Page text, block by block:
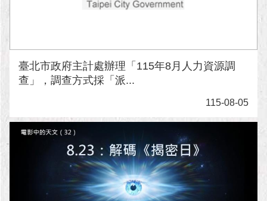
臺北市政府主計處辦理「115年8月人力資源調
查」，調查方式採「派...
115-08-05